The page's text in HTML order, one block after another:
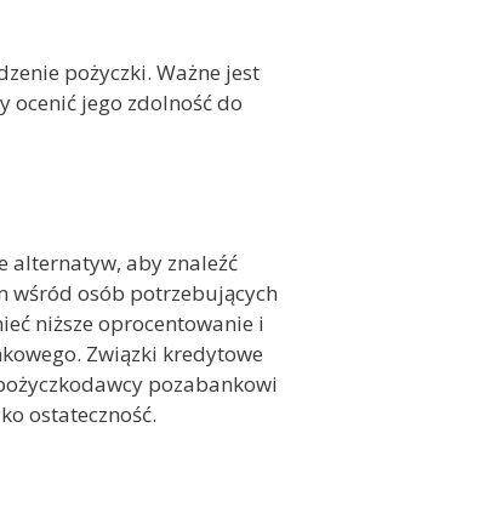
pożyczki. Ważne jest
ocenić jego zdolność do
alternatyw, aby znaleźć
wśród osób potrzebujących
niższe oprocentowanie i
Związki kredytowe
pozabankowi
ostateczność.